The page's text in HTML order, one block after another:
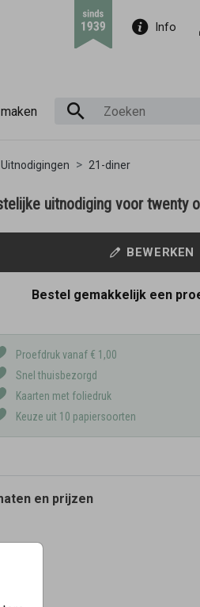
Info
Uitnodigingen 21-diner
uitnodiging voor twenty
BEWERKEN
Bestel gemakkelijk een
Proefdruk vanaf € 1,00
Snel thuisbezorgd
Kaarten met foliedruk
Keuze uit 10 papiersoorten
en prijzen